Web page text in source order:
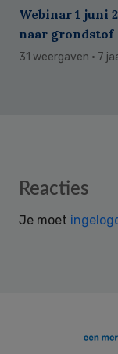
Webinar 1 juni
naar grondstof
31 weergaven · 7
Reader
Reacties
Je moet